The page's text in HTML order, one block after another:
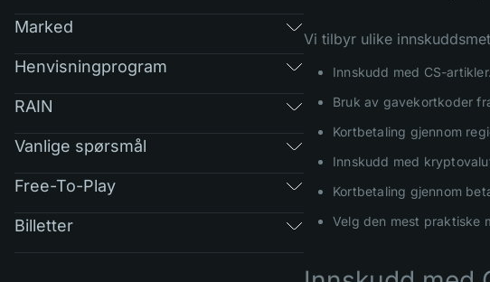
Marked
Henvisningprogram
RAIN
Vanlige spørsmål
Free-To-Play
Billetter
Vi tilbyr ulike
Innskudd med CS-artikler.
Bruk av gavekortkoder
Kortbetaling gjennom
Innskudd med
Kortbetaling gjennom
Velg den mest praktiske